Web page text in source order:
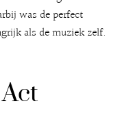
was de perfect
als de muziek zelf.